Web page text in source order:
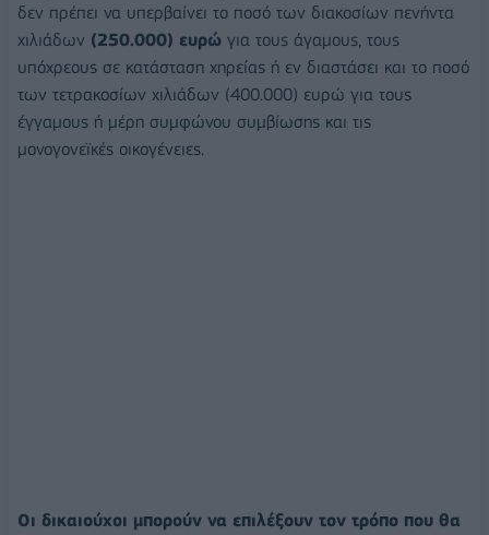
δεν πρέπει να υπερβαίνει το ποσό των διακοσίων πενήντα
χιλιάδων (250.000) ευρώ για τους άγαμους, τους
υπόχρεους σε κατάσταση χηρείας ή εν διαστάσει και το ποσό
των τετρακοσίων χιλιάδων (400.000) ευρώ για τους
έγγαμους ή μέρη συμφώνου συμβίωσης και τις
μονογονεϊκές οικογένειες.
Οι δικαιούχοι μπορούν να επιλέξουν τον τρόπο που θα